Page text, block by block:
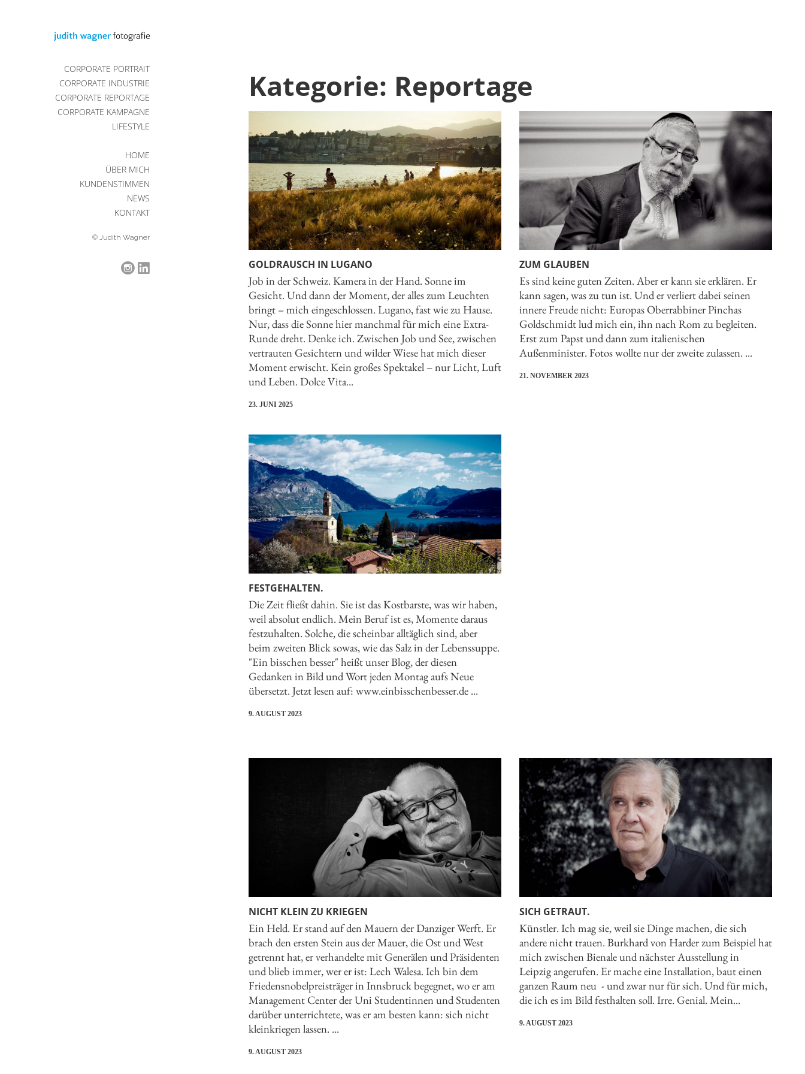
CORPORATE PORTRAIT
CORPORATE INDUSTRIE
CORPORATE REPORTAGE
CORPORATE KAMPAGNE
LIFESTYLE
HOME
ÜBER MICH
KUNDENSTIMMEN
NEWS
KONTAKT
© Judith Wagner
Kategorie: Reportage
GOLDRAUSCH IN LUGANO
Job in der Schweiz. Kamera in der Hand. Sonne im
Gesicht. Und dann der Moment, der alles zum Leuchten
bringt – mich eingeschlossen. Lugano, fast wie zu Hause.
Nur, dass die Sonne hier manchmal für mich eine Extra-
Runde dreht. Denke ich. Zwischen Job und See, zwischen
vertrauten Gesichtern und wilder Wiese hat mich dieser
Moment erwischt. Kein großes Spektakel – nur Licht, Luft
und Leben. Dolce Vita...
23. JUNI 2025
ZUM GLAUBEN
Es sind keine guten Zeiten. Aber er kann sie erklären. Er
kann sagen, was zu tun ist. Und er verliert dabei seinen
innere Freude nicht: Europas Oberrabbiner Pinchas
Goldschmidt lud mich ein, ihn nach Rom zu begleiten.
Erst zum Papst und dann zum italienischen
Außenminister. Fotos wollte nur der zweite zulassen. ...
21. NOVEMBER 2023
FESTGEHALTEN.
Die Zeit fließt dahin. Sie ist das Kostbarste, was wir haben,
weil absolut endlich. Mein Beruf ist es, Momente daraus
festzuhalten. Solche, die scheinbar alltäglich sind, aber
beim zweiten Blick sowas, wie das Salz in der Lebenssuppe.
"Ein bisschen besser" heißt unser Blog, der diesen
Gedanken in Bild und Wort jeden Montag aufs Neue
übersetzt. Jetzt lesen auf: www.einbisschenbesser.de ...
9. AUGUST 2023
NICHT KLEIN ZU KRIEGEN
Ein Held. Er stand auf den Mauern der Danziger Werft. Er
brach den ersten Stein aus der Mauer, die Ost und West
getrennt hat, er verhandelte mit Generälen und Präsidenten
und blieb immer, wer er ist: Lech Walesa. Ich bin dem
Friedensnobelpreisträger in Innsbruck begegnet, wo er am
Management Center der Uni Studentinnen und Studenten
darüber unterrichtete, was er am besten kann: sich nicht
kleinkriegen lassen. ...
9. AUGUST 2023
SICH GETRAUT.
Künstler. Ich mag sie, weil sie Dinge machen, die sich
andere nicht trauen. Burkhard von Harder zum Beispiel hat
mich zwischen Bienale und nächster Ausstellung in
Leipzig angerufen. Er mache eine Installation, baut einen
ganzen Raum neu - und zwar nur für sich. Und für mich,
die ich es im Bild festhalten soll. Irre. Genial. Mein...
9. AUGUST 2023